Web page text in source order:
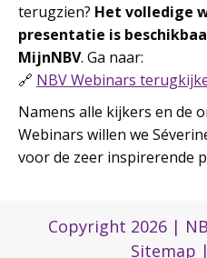
terugzien? Het volledige
presentatie is
MijnNBV. Ga naar:
🔗 NBV Webinars
Namens alle kijkers en de
Webinars willen we
voor de zeer inspirerende
Copyright 2026 |
Sitemap |